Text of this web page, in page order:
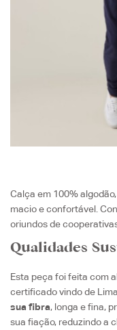
Calça em 100%
macio e confortável.
oriundos de
Qualidades
Esta peça foi feita com
certificado vindo de
sua fibra, longa e fina,
sua fiação, reduzindo a